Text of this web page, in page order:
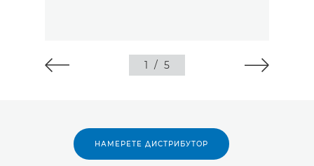
1 / 5
НАМЕРЕТЕ ДИСТРИБУТОР